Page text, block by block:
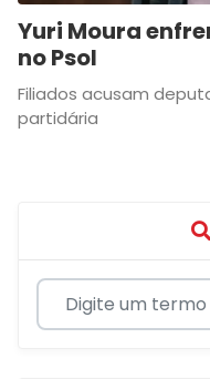
Yuri Moura
no Psol
Filiados acusam
partidária